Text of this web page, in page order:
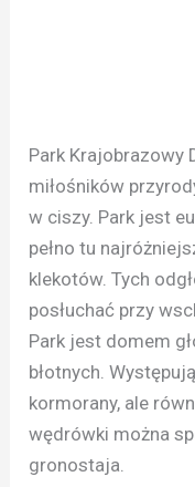
Park Krajobrazowy
miłośników
w ciszy. Park jest
pełno tu
klekotów. Tych
posłuchać przy
Park jest domem
błotnych.
kormorany, ale
wędrówki można
gronostaja.